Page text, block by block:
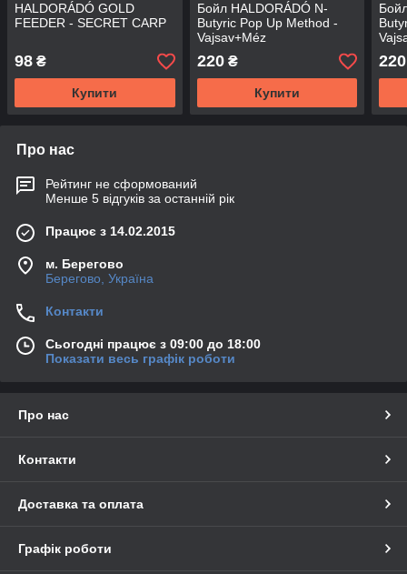
HALDORÁDÓ GOLD
FEEDER - SECRET CARP
98 ₴
Купити
Бойл HALDORÁDÓ N-
Butyric Pop Up Method -
Vajsav+Méz
220₴
Купити
220
Про нас
Рейтинг не сформований
Менше 5 відгуків за останній рік
Працює з 14.02.2015
м. Берегово
Берегово, Україна
Контакти
Сьогодні працює з 09:00 до 18:00
Показати весь графік роботи
Про нас
Контакти
Доставка та оплата
Графік роботи